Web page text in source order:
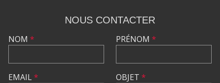
NOUS CONTACTER
NOM *
EMAIL*
PRÉNOM *
OBJET *